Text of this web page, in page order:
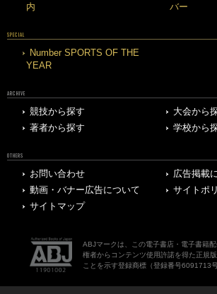
内
バー
SPECIAL
Number SPORTS OF THE
YEAR
ARCHIVE
競技から探す
大会から
著者から探す
学校から
OTHERS
お問い合わせ
広告掲載
動画・バナー広告について
サイトポ
サイトマップ
ABJマークは、この電子書店・電子書籍
権者からコンテンツ使用許諾を得た正規
ことを示す登録商標（登録番号6091713号